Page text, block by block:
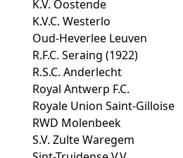
K.V. Oostende
K.V.C. Westerlo
Oud-Heverlee Leuven
R.F.C. Seraing (1922)
R.S.C. Anderlecht
Royal Antwerp F.C.
Royale Union Saint-Gilloise
RWD Molenbeek
S.V. Zulte Waregem